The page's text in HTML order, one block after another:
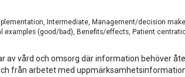
Intermediate, Management/decision
examples (good/bad), Benefits/effects, Patient
vård och omsorg där information behöver
från arbetet med